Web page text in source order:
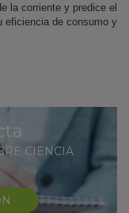
la corriente y predice el
eficiencia de consumo y
CIENCIA